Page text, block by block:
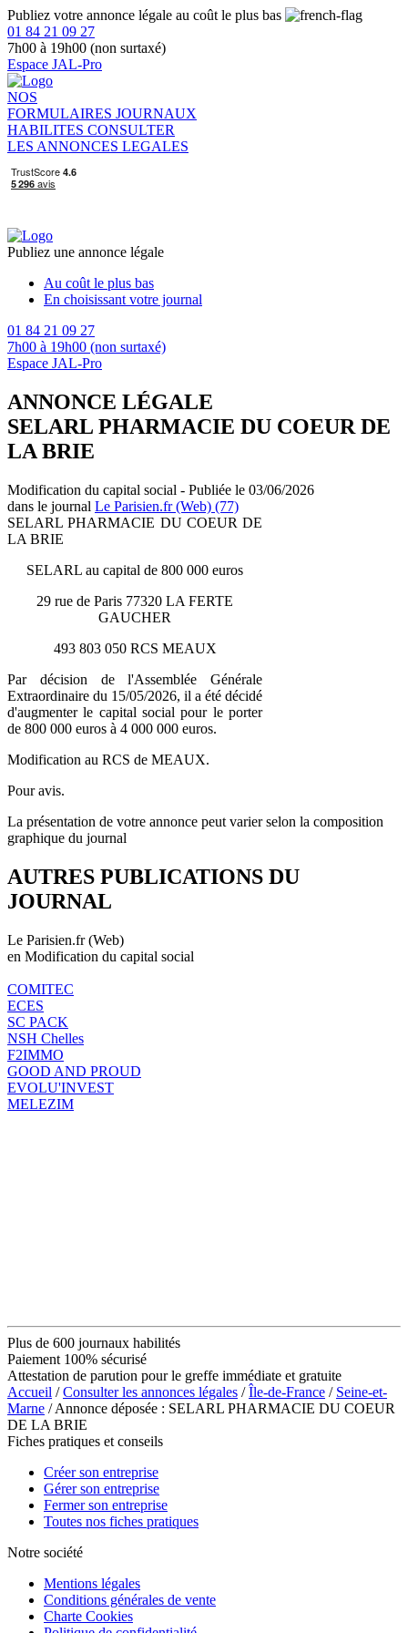
Publiez votre annonce légale au coût le plus bas
01 84 21 09 27
7h00 à 19h00 (non surtaxé)
Espace JAL-Pro
NOS
FORMULAIRES JOURNAUX
HABILITES CONSULTER
LES ANNONCES LEGALES
Publiez une annonce légale
Au coût le plus bas
En choisissant votre journal
01 84 21 09 27
7h00 à 19h00 (non surtaxé)
Espace JAL-Pro
ANNONCE LÉGALE
SELARL PHARMACIE DU COEUR DE
LA BRIE
Modification du capital social - Publiée le 03/06/2026
dans le journal Le Parisien.fr (Web) (77)
SELARL PHARMACIE DU COEUR DE
LA BRIE
SELARL au capital de 800 000 euros
29 rue de Paris 77320 LA FERTE
GAUCHER
493 803 050 RCS MEAUX
Par décision de l'Assemblée Générale
Extraordinaire du 15/05/2026, il a été décidé
d'augmenter le capital social pour le porter
de 800 000 euros à 4 000 000 euros.
Modification au RCS de MEAUX.
Pour avis.
La présentation de votre annonce peut varier selon la composition
graphique du journal
AUTRES PUBLICATIONS DU
JOURNAL
Le Parisien.fr (Web)
en Modification du capital social
COMITEC
ECES
SC PACK
NSH Chelles
F2IMMO
GOOD AND PROUD
EVOLU'INVEST
MELEZIM
Plus de 600 journaux habilités
Paiement 100% sécurisé
Attestation de parution pour le greffe immédiate et gratuite
Accueil /Consulter les annonces légales /Île-de-France / Seine-et-
Marne / Annonce déposée : SELARL PHARMACIE DU COEUR
DE LA BRIE
Fiches pratiques et conseils
Créer son entreprise
Gérer son entreprise
Fermer son entreprise
Toutes nos fiches pratiques
Notre société
Mentions légales
Conditions générales de vente
Charte Cookies